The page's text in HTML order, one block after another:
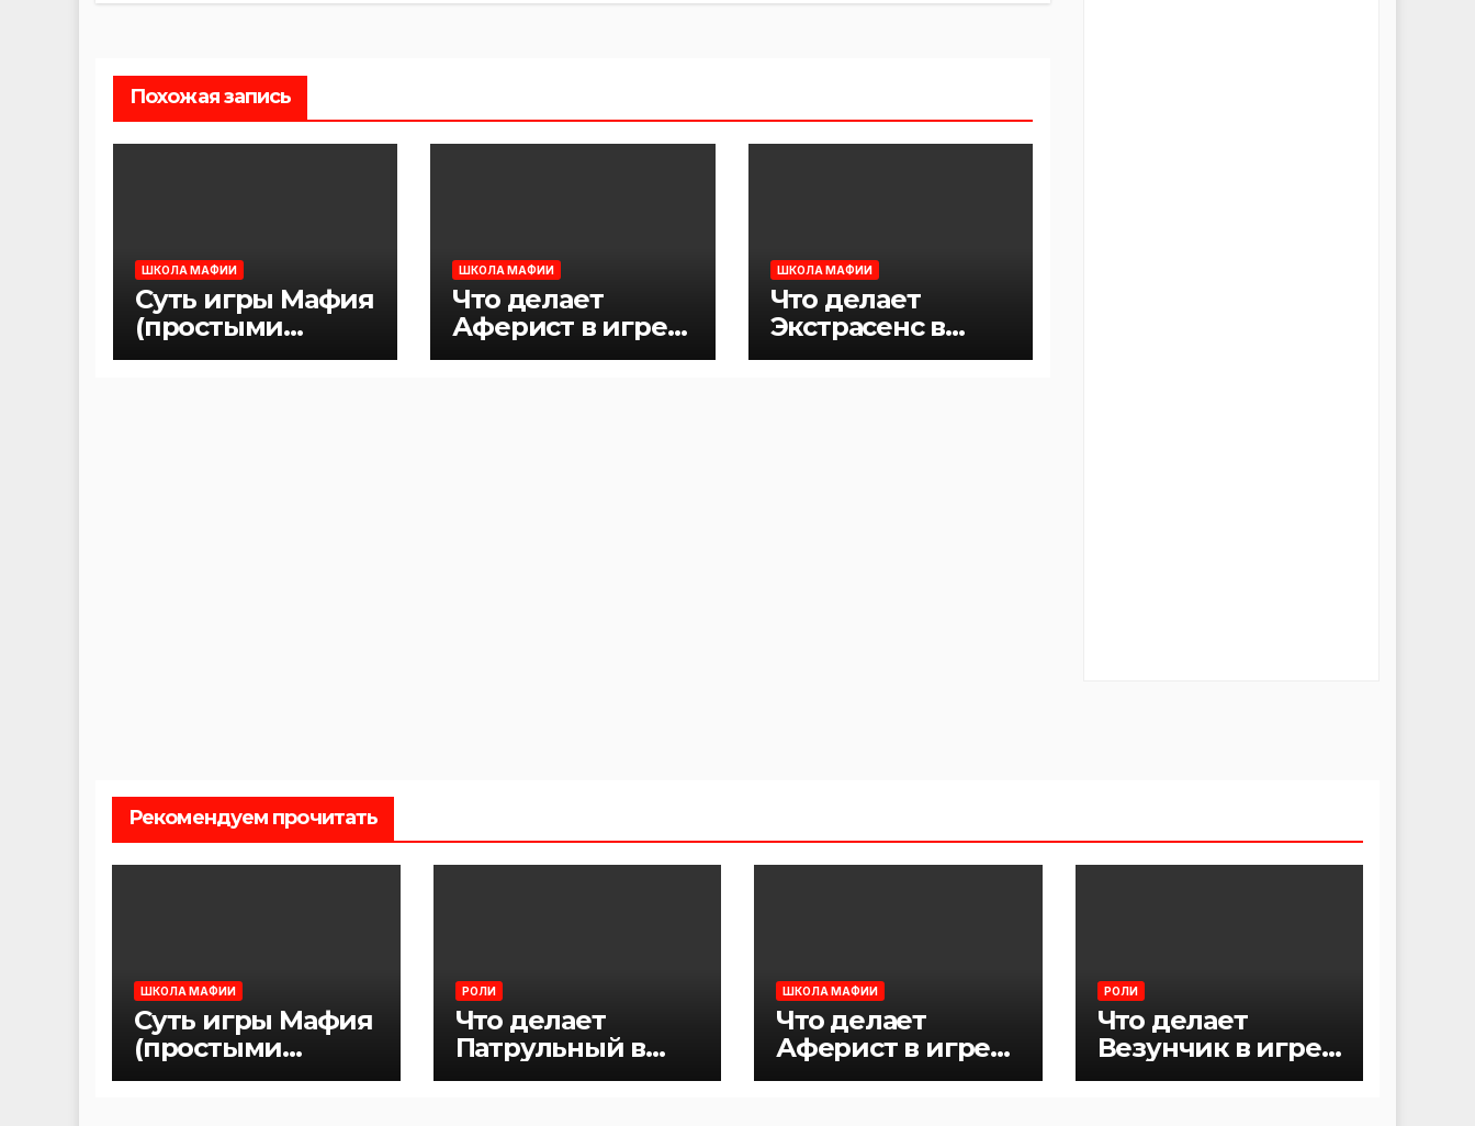
Похожая запись
ШКОЛА МАФИИ
Суть игры Мафия
(простыми
словами)
ШКОЛА МАФИИ
Что делает
Аферист в игре
Мафия
ШКОЛА МАФИИ
Что делает
Экстрасенс в
игре Мафия
Рекомендуем прочитать
ШКОЛА МАФИИ
Суть игры Мафия
(простыми
словами)
РОЛИ
Что делает
Патрульный в
игре Мафия
ШКОЛА МАФИИ
Что делает
Аферист в игре
Мафия
РОЛИ
Что делает
Везунчик в игре
Мафия?